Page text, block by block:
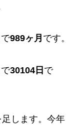
989ヶ月 です。
30104日 で
します。今年